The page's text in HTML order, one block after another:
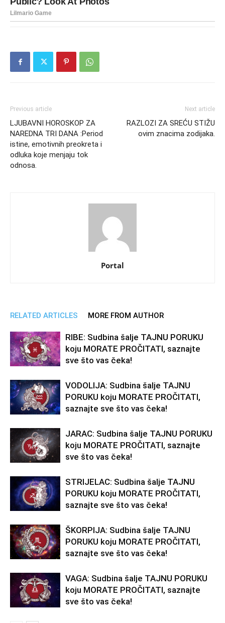
Previous article
LJUBAVNI HOROSKOP ZA
NAREDNA TRI DANA :Period
istine, emotivnih preokreta i
odluka koje menjaju tok
odnosa.
Next article
RAZLOZI ZA SREĆU STIŽU
ovim znacima zodijaka.
Portal
RELATED ARTICLES MORE FROM AUTHOR
RIBE: Sudbina šalje TAJNU PORUKU
koju MORATE PROČITATI, saznajte
sve što vas čeka!
VODOLIJA: Sudbina šalje TAJNU
PORUKU koju MORATE PROČITATI,
saznajte sve što vas čeka!
JARAC: Sudbina šalje TAJNU PORUKU
koju MORATE PROČITATI, saznajte
sve što vas čeka!
STRIJELAC: Sudbina šalje TAJNU
PORUKU koju MORATE PROČITATI,
saznajte sve što vas čeka!
ŠKORPIJA: Sudbina šalje TAJNU
PORUKU koju MORATE PROČITATI,
saznajte sve što vas čeka!
VAGA: Sudbina šalje TAJNU PORUKU
koju MORATE PROČITATI, saznajte
sve što vas čeka!